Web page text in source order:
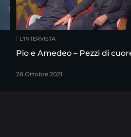
L'INTERVISTA
Pio e Amedeo – Pezzi di
28 Ottobre 2021